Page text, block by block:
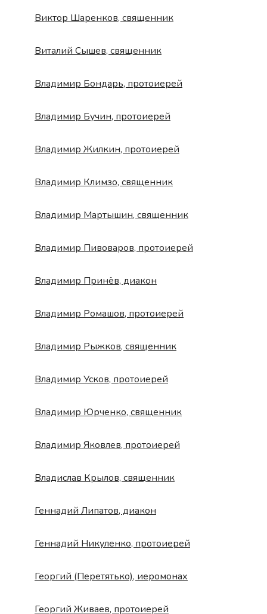
Виктор Шаренков, священник
Виталий Сышев, священник
Владимир Бондарь, протоиерей
Владимир Бучин, протоиерей
Владимир Жилкин, протоиерей
Владимир Климзо, священник
Владимир Мартышин, священник
Владимир Пивоваров, протоиерей
Владимир Принёв, диакон
Владимир Ромашов, протоиерей
Владимир Рыжков, священник
Владимир Усков, протоиерей
Владимир Юрченко, священник
Владимир Яковлев, протоиерей
Владислав Крылов, священник
Геннадий Липатов, диакон
Геннадий Никуленко, протоиерей
Георгий (Перетятько), иеромонах
Георгий Живаев, протоиерей